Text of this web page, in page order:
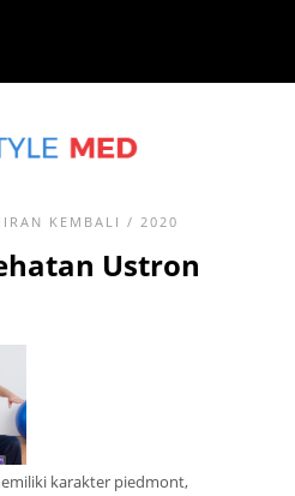
KEMBALI / 2020
Ustron
karakter piedmont,